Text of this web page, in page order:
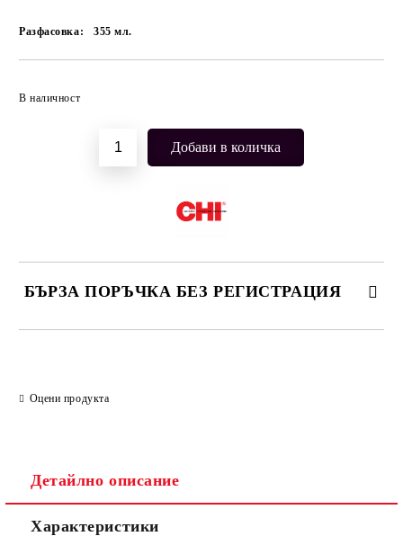
Разфасовка: 355мл.
В наличност
БЪРЗА ПОРЪЧКА БЕЗ РЕГИСТРАЦИЯ
Оцени продукта
Детайлно описание
Характеристики